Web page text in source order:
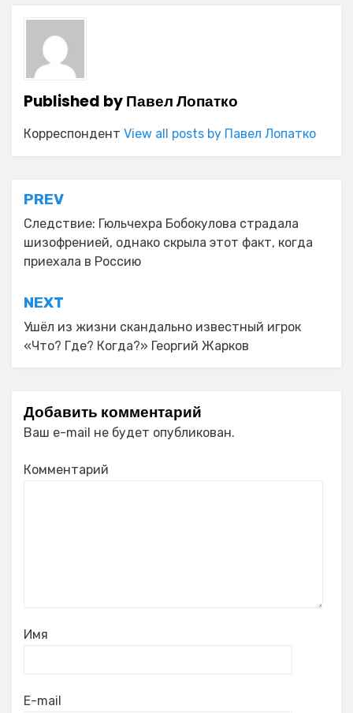
Published byПавел Лопатко
Корреспондент View all posts by Павел Лопатко
Навигация
по
записям
PREV
Следствие: Гюльчехра Бобокулова страдала
шизофренией, однако скрыла этот факт, когда
приехала в Россию
NEXT
Ушёл из жизни скандально известный игрок
«Что? Где? Когда?» Георгий Жарков
Добавить комментарий
Ваш e-mail не будет опубликован.
Комментарий
Имя
E-mail